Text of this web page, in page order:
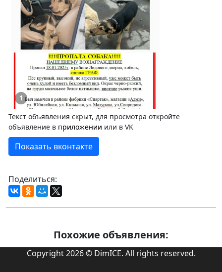
1
Текст объявления скрыт, для просмотра откройте
объявление в приложении или в VK
Показать вконтакте
Поделиться:
Похожие объявления:
Copyright 2026 © DimICE. All rights reserved.